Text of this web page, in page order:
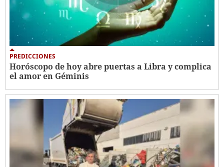
PREDICCIONES
Horóscopo de hoy abre puertas a Libra y complica
el amor en Géminis